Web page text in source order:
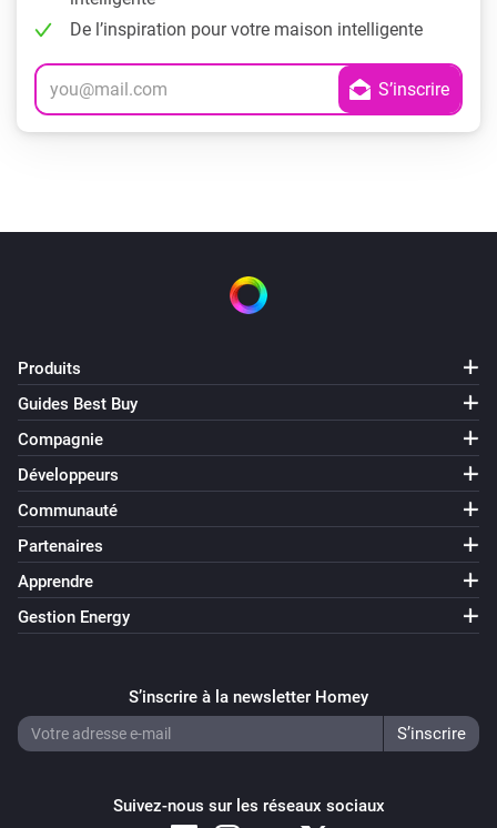
De l’inspiration pour votre maison intelligente
Produits
Guides Best Buy
Compagnie
Développeurs
Communauté
Partenaires
Apprendre
Gestion Energy
S’inscrire à la newsletter Homey
Suivez-nous sur les réseaux sociaux